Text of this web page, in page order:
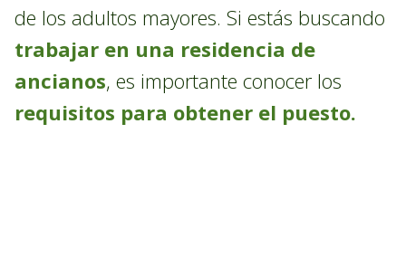
de los adultos mayores. Si estás buscando
trabajar en una residencia de
ancianos, es importante conocer los
requisitos para obtener el puesto.